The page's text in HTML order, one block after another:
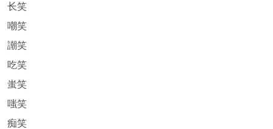
长笑
嘲笑
謿笑
吃笑
蚩笑
嗤笑
痴笑